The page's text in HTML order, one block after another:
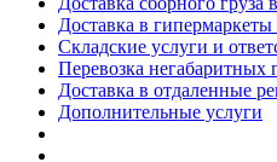
Доставка в
Складские услуги и
Перевозка негабаритных
Доставка в отдаленные
Дополнительные услуги